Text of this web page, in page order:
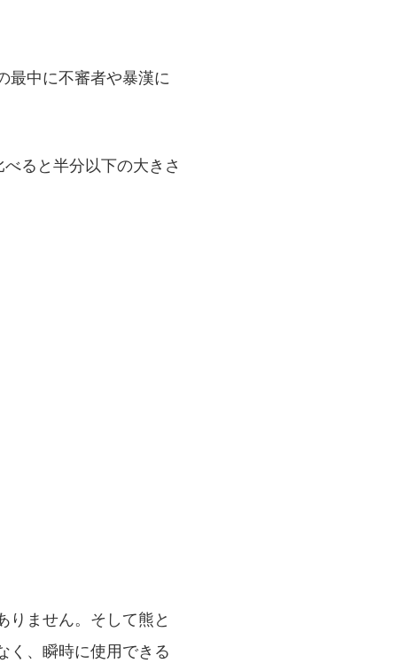
最中に不審者や暴漢に
ると半分以下の大きさ
りません。そして熊と
く、瞬時に使用できる